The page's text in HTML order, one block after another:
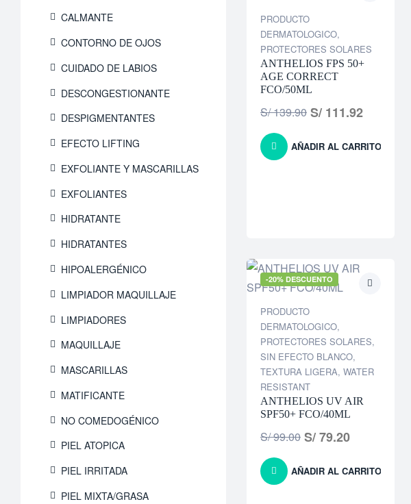
PRODUCTO
DERMATOLOGICO,
PROTECTORES SOLARES
ANTHELIOS FPS 50+
AGE CORRECT
FCO/50ML
S/139.90 S/ 111.92
AÑADIR AL CARRITO
-20% DESCUENTO
PRODUCTO
DERMATOLOGICO,
PROTECTORES SOLARES,
SIN EFECTO BLANCO,
TEXTURA LIGERA, WATER
RESISTANT
ANTHELIOS UV AIR
SPF50+ FCO/40ML
S/99.00 S/79.20
AÑADIR AL CARRITO
CALMANTE
CONTORNO DE OJOS
CUIDADO DE LABIOS
DESCONGESTIONANTE
DESPIGMENTANTES
EFECTO LIFTING
EXFOLIANTE Y MASCARILLAS
EXFOLIANTES
HIDRATANTE
HIDRATANTES
HIPOALERGÉNICO
LIMPIADOR MAQUILLAJE
LIMPIADORES
MAQUILLAJE
MASCARILLAS
MATIFICANTE
NO COMEDOGÉNICO
PIEL ATOPICA
PIEL IRRITADA
PIEL MIXTA/GRASA